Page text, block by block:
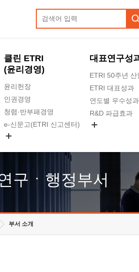
클린 ETRI
(윤리경영)
윤리헌장
인권경영
청렴·반부패경영
e-신문고(ETRI 신고센터)
고객의소리
수의계약 현황
대표연구성
ETRI 50주년
ETRI 대표성과
연도별 우수성과
R&D 파급효과
구ㆍ행정부서
부서 소개